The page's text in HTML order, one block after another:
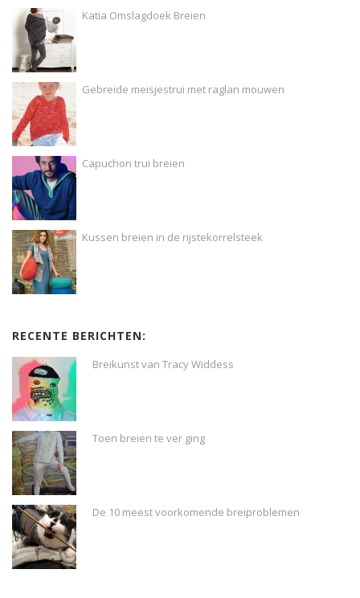
Katia Omslagdoek Breien
Gebreide meisjestrui met raglan mouwen
Capuchon trui breien
Kussen breien in de rijstekorrelsteek
RECENTE BERICHTEN:
Breikunst van Tracy Widdess
Toen breien te ver ging
De 10 meest voorkomende breiproblemen